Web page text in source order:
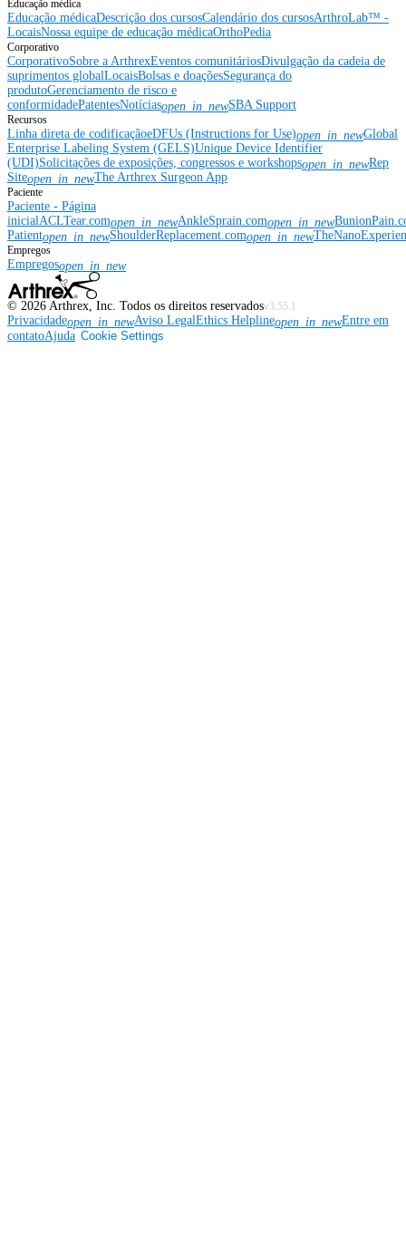
Educação médica
Educação médicaDescrição dos cursosCalendário dos cursosArthroLab™ -
LocaisNossa equipe de educação médicaOrthoPedia
Corporativo
CorporativoSobre a ArthrexEventos comunitáriosDivulgação da cadeia de
suprimentos globalLocaisBolsas e doaçõesSegurança do
produtoGerenciamento de risco e
conformidadePatentesNotíciasopen_in_newSBA Support
Recursos
Linha direta de codificaçãoeDFUs (Instructions for Use)open_in_newGlobal
Enterprise Labeling System (GELS)Unique Device Identifier
(UDI)Solicitações de exposições, congressos e workshopsopen_in_newRep
Siteopen_in_newThe Arthrex Surgeon App
Paciente
Paciente - Página
inicialACLTear.comopen_in_newAnkleSprain.comopen_in_new
Patientopen_in_newShoulderReplacement.comopen_in_new
Empregos
Empregosopen_in_new
© 2026 Arthrex, Inc. Todos os direitos reservadosv3.55.1
Privacidadeopen_in_newAviso LegalEthics Helplineopen_in_newEntre em
contatoAjuda Cookie Settings